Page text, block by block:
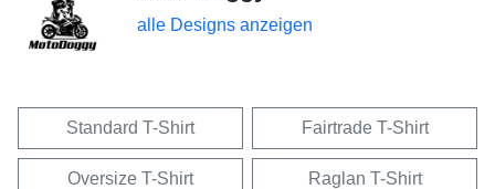
alle Designs anzeigen
Standard T-Shirt Fairtrade T-Shirt
Oversize T-Shirt Raglan T-Shirt